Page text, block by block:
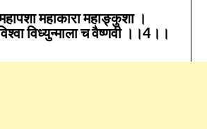
महाकारा महाङ्कुशा ।
विध्युन्माला च वैष्णवी ।।4।।